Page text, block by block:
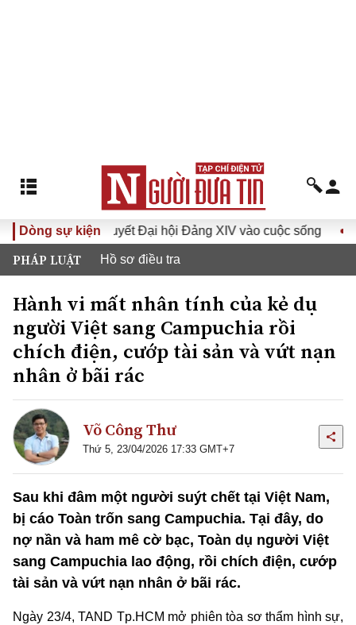
Dòng sự kiện
Đưa Nghị quyết Đại hội Đảng XIV vào cuộc sống Hướng
PHÁP LUẬT Hồ sơ điều tra
Hành vi mất nhân tính của kẻ dụ
người Việt sang Campuchia rồi
chích điện, cướp tài sản và vứt nạn
nhân ở bãi rác
Võ Công Thư
Thứ 5, 23/04/2026 17:33 GMT+7
Sau khi đâm một người suýt chết tại Việt Nam,
bị cáo Toàn trốn sang Campuchia. Tại đây, do
nợ nần và ham mê cờ bạc, Toàn dụ người Việt
sang Campuchia lao động, rồi chích điện, cướp
tài sản và vứt nạn nhân ở bãi rác.
Ngày 23/4, TAND Tp.HCM mở phiên tòa sơ thẩm hình sự,